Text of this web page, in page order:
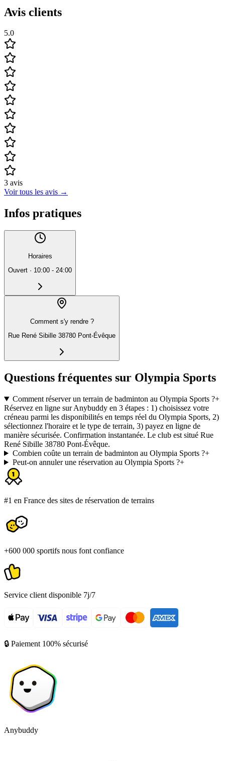
Avis clients
5.0
3 avis
Voir tous les avis →
Infos pratiques
Horaires
Ouvert · 10:00 - 24:00
Comment s'y rendre ?
Rue René Sibille 38780 Pont-Évêque
Questions fréquentes sur Olympia Sports
Comment réserver un terrain de badminton au Olympia Sports ?+
Réservez en ligne sur Anybuddy en 3 étapes : 1) choisissez votre
créneau parmi les disponibilités en temps réel du Olympia Sports, 2)
sélectionnez l'horaire et le type de terrain, 3) payez en ligne de
manière sécurisée. Confirmation instantanée. Le club est situé Rue
René Sibille 38780 Pont-Évêque.
Combien coûte un terrain de badminton au Olympia Sports ?+
Peut-on annuler une réservation au Olympia Sports ?+
#1 en France des sites de réservation de terrains
+600 000 sportifs nous font confiance
Service client disponible 7j/7
🔒 Paiement 100% sécurisé
Anybuddy